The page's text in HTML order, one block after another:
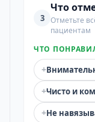
3
Что
Отметьте
пациентам
ЧТО
+
+Чисто и
+Не